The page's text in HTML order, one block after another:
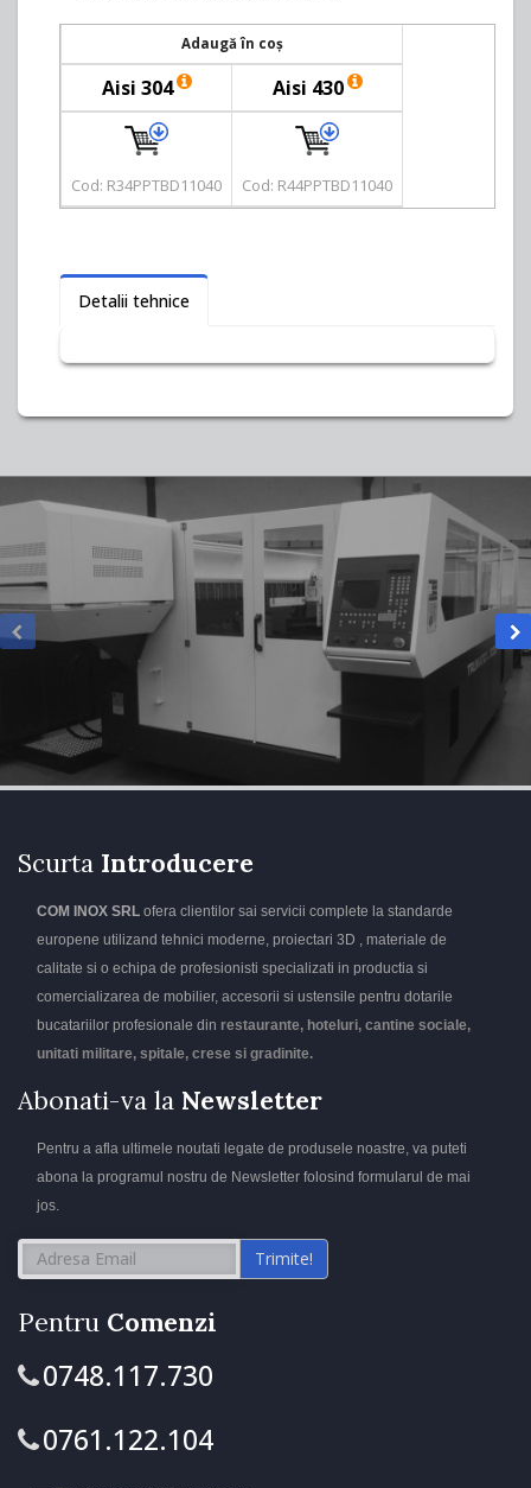
Adaugă în coș
Aisi 304 Aisi 430
Cod: R34PPTBD11040 Cod: R44PPTBD11040
Detalii tehnice
Scurta Introducere
COM INOX SRL ofera clientilor sai servicii complete la standarde
europene utilizand tehnici moderne, proiectari 3D , materiale de
calitate si o echipa de profesionisti specializati in productia si
comercializarea de mobilier, accesorii si ustensile pentru dotarile
bucatariilor profesionale din restaurante, hoteluri, cantine sociale,
unitati militare, spitale, crese si gradinite.
Abonati-va la Newsletter
Pentru a afla ultimele noutati legate de produsele noastre, va puteti
abona la programul nostru de Newsletter folosind formularul de mai
jos.
Trimite!
Pentru Comenzi
0748.117.730
0761.122.104